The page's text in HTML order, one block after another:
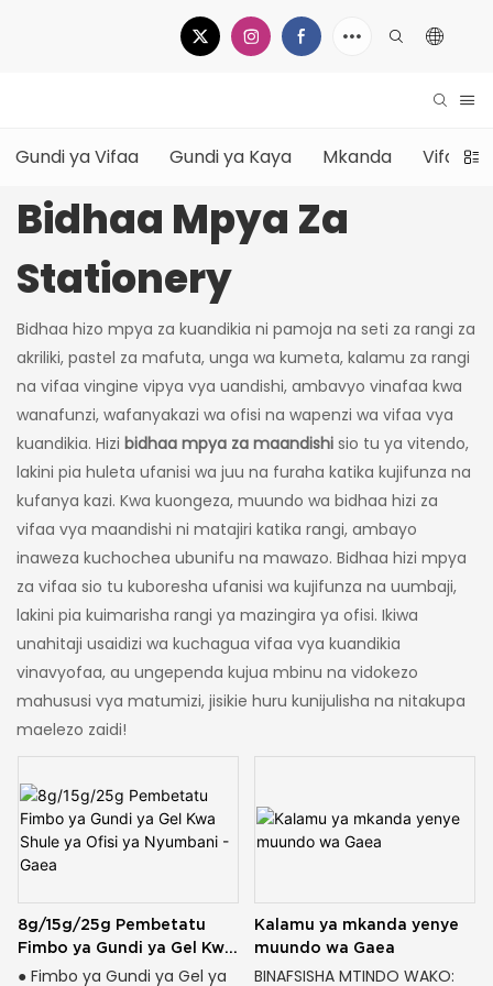
Gundi ya Vifaa Gundi ya Kaya Mkanda Vifaa
Bidhaa Mpya Za
Stationery
Bidhaa hizo mpya za kuandikia ni pamoja na seti za rangi za
akriliki, pastel za mafuta, unga wa kumeta, kalamu za rangi
na vifaa vingine vipya vya uandishi, ambavyo vinafaa kwa
wanafunzi, wafanyakazi wa ofisi na wapenzi wa vifaa vya
kuandikia. Hizi bidhaa mpya za maandishi sio tu ya vitendo,
lakini pia huleta ufanisi wa juu na furaha katika kujifunza na
kufanya kazi. Kwa kuongeza, muundo wa bidhaa hizi za
vifaa vya maandishi ni matajiri katika rangi, ambayo
inaweza kuchochea ubunifu na mawazo. Bidhaa hizi mpya
za vifaa sio tu kuboresha ufanisi wa kujifunza na uumbaji,
lakini pia kuimarisha rangi ya mazingira ya ofisi. Ikiwa
unahitaji usaidizi wa kuchagua vifaa vya kuandikia
vinavyofaa, au ungependa kujua mbinu na vidokezo
mahususi vya matumizi, jisikie huru kunijulisha na nitakupa
maelezo zaidi!
8g/15g/25g Pembetatu
Fimbo ya Gundi ya Gel Kwa
Shule ya Ofisi ya Nyumbani
● Fimbo ya Gundi ya Gel ya
Kalamu ya mkanda yenye
muundo wa Gaea
BINAFSISHA MTINDO WAKO: